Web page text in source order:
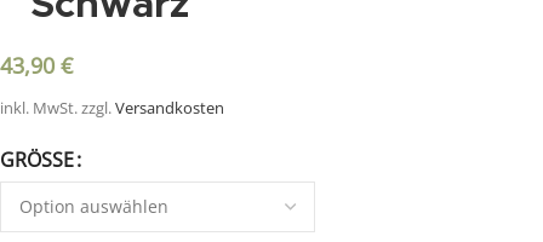
43,90 €
inkl. MwSt.zzgl.Versandkosten
GRÖSSE